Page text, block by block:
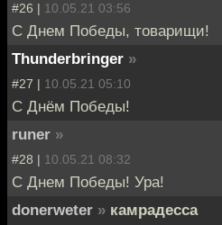
#26 | 10.05.21 03:56
С Днем Победы, товарищи!
Thunderbringer »
#27 | 10.05.21 05:10
С Днём Победы!
runer »
#28 | 10.05.21 08:32
С Днем Победы! Ура!
donerweter » камрадесса